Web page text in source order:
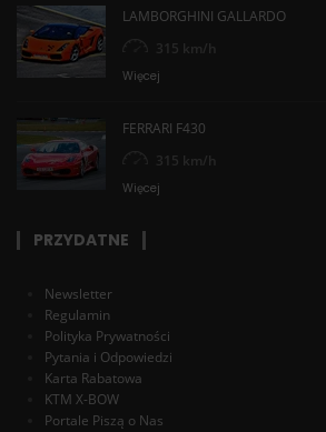
LAMBORGHINI GALLARDO
315 km/h
Więcej
FERRARI F430
315 km/h
Więcej
PRZYDATNE
Newsletter
Regulamin
Polityka Prywatności
Pytania i Odpowiedzi
Karta Rabatowa
KTM X-BOW
Portale Piszą o Nas